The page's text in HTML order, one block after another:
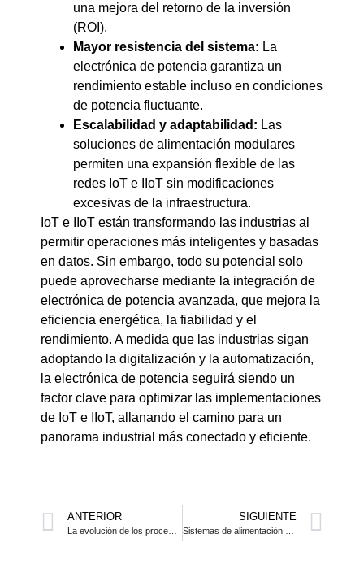
una mejora del retorno de la inversión
(ROI).
Mayor resistencia del sistema: La
electrónica de potencia garantiza un
rendimiento estable incluso en condiciones
de potencia fluctuante.
Escalabilidad y adaptabilidad: Las
soluciones de alimentación modulares
permiten una expansión flexible de las
redes IoT e IIoT sin modificaciones
excesivas de la infraestructura.
IoT e IIoT están transformando las industrias al
permitir operaciones más inteligentes y basadas
en datos. Sin embargo, todo su potencial solo
puede aprovecharse mediante la integración de
electrónica de potencia avanzada, que mejora la
eficiencia energética, la fiabilidad y el
rendimiento. A medida que las industrias sigan
adoptando la digitalización y la automatización,
la electrónica de potencia seguirá siendo un
factor clave para optimizar las implementaciones
de IoT e IIoT, allanando el camino para un
panorama industrial más conectado y eficiente.
ANTERIOR SIGUIENTE